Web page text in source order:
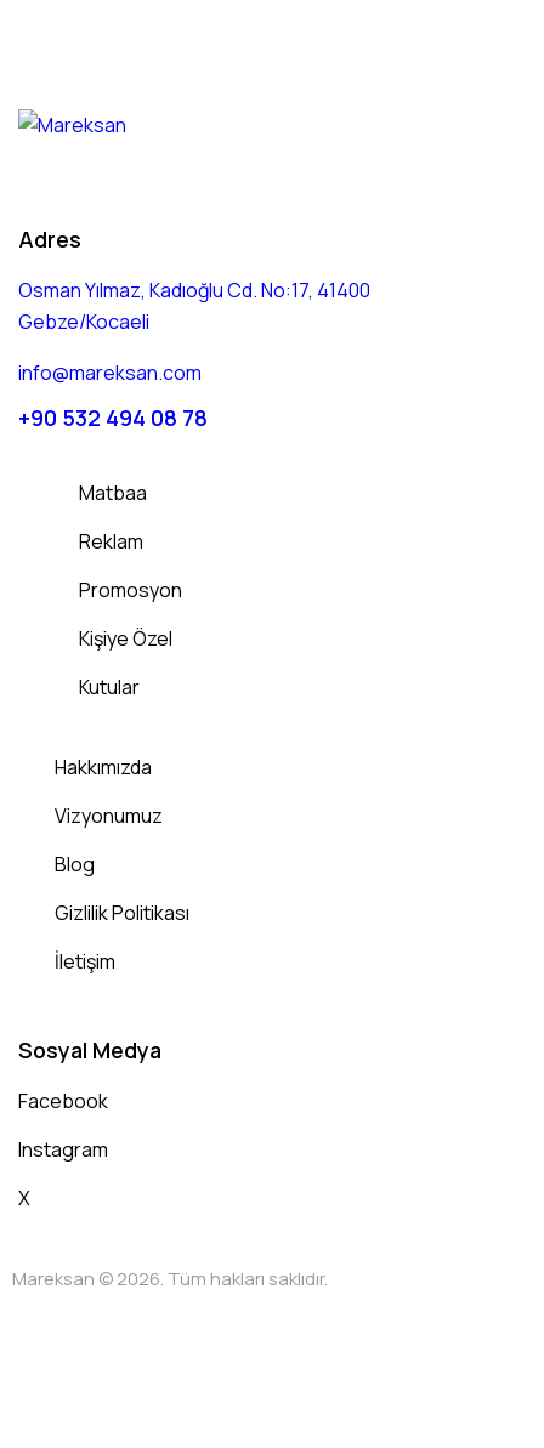
Adres
Osman Yılmaz, Kadıoğlu Cd. No:17, 41400
Gebze/Kocaeli
info@mareksan.com
+90 532 494 08 78
Matbaa
Reklam
Promosyon
Kişiye Özel
Kutular
Hakkımızda
Vizyonumuz
Blog
Gizlilik Politikası
İletişim
Sosyal Medya
Facebook
Instagram
X
Mareksan © 2026. Tüm hakları saklıdır.